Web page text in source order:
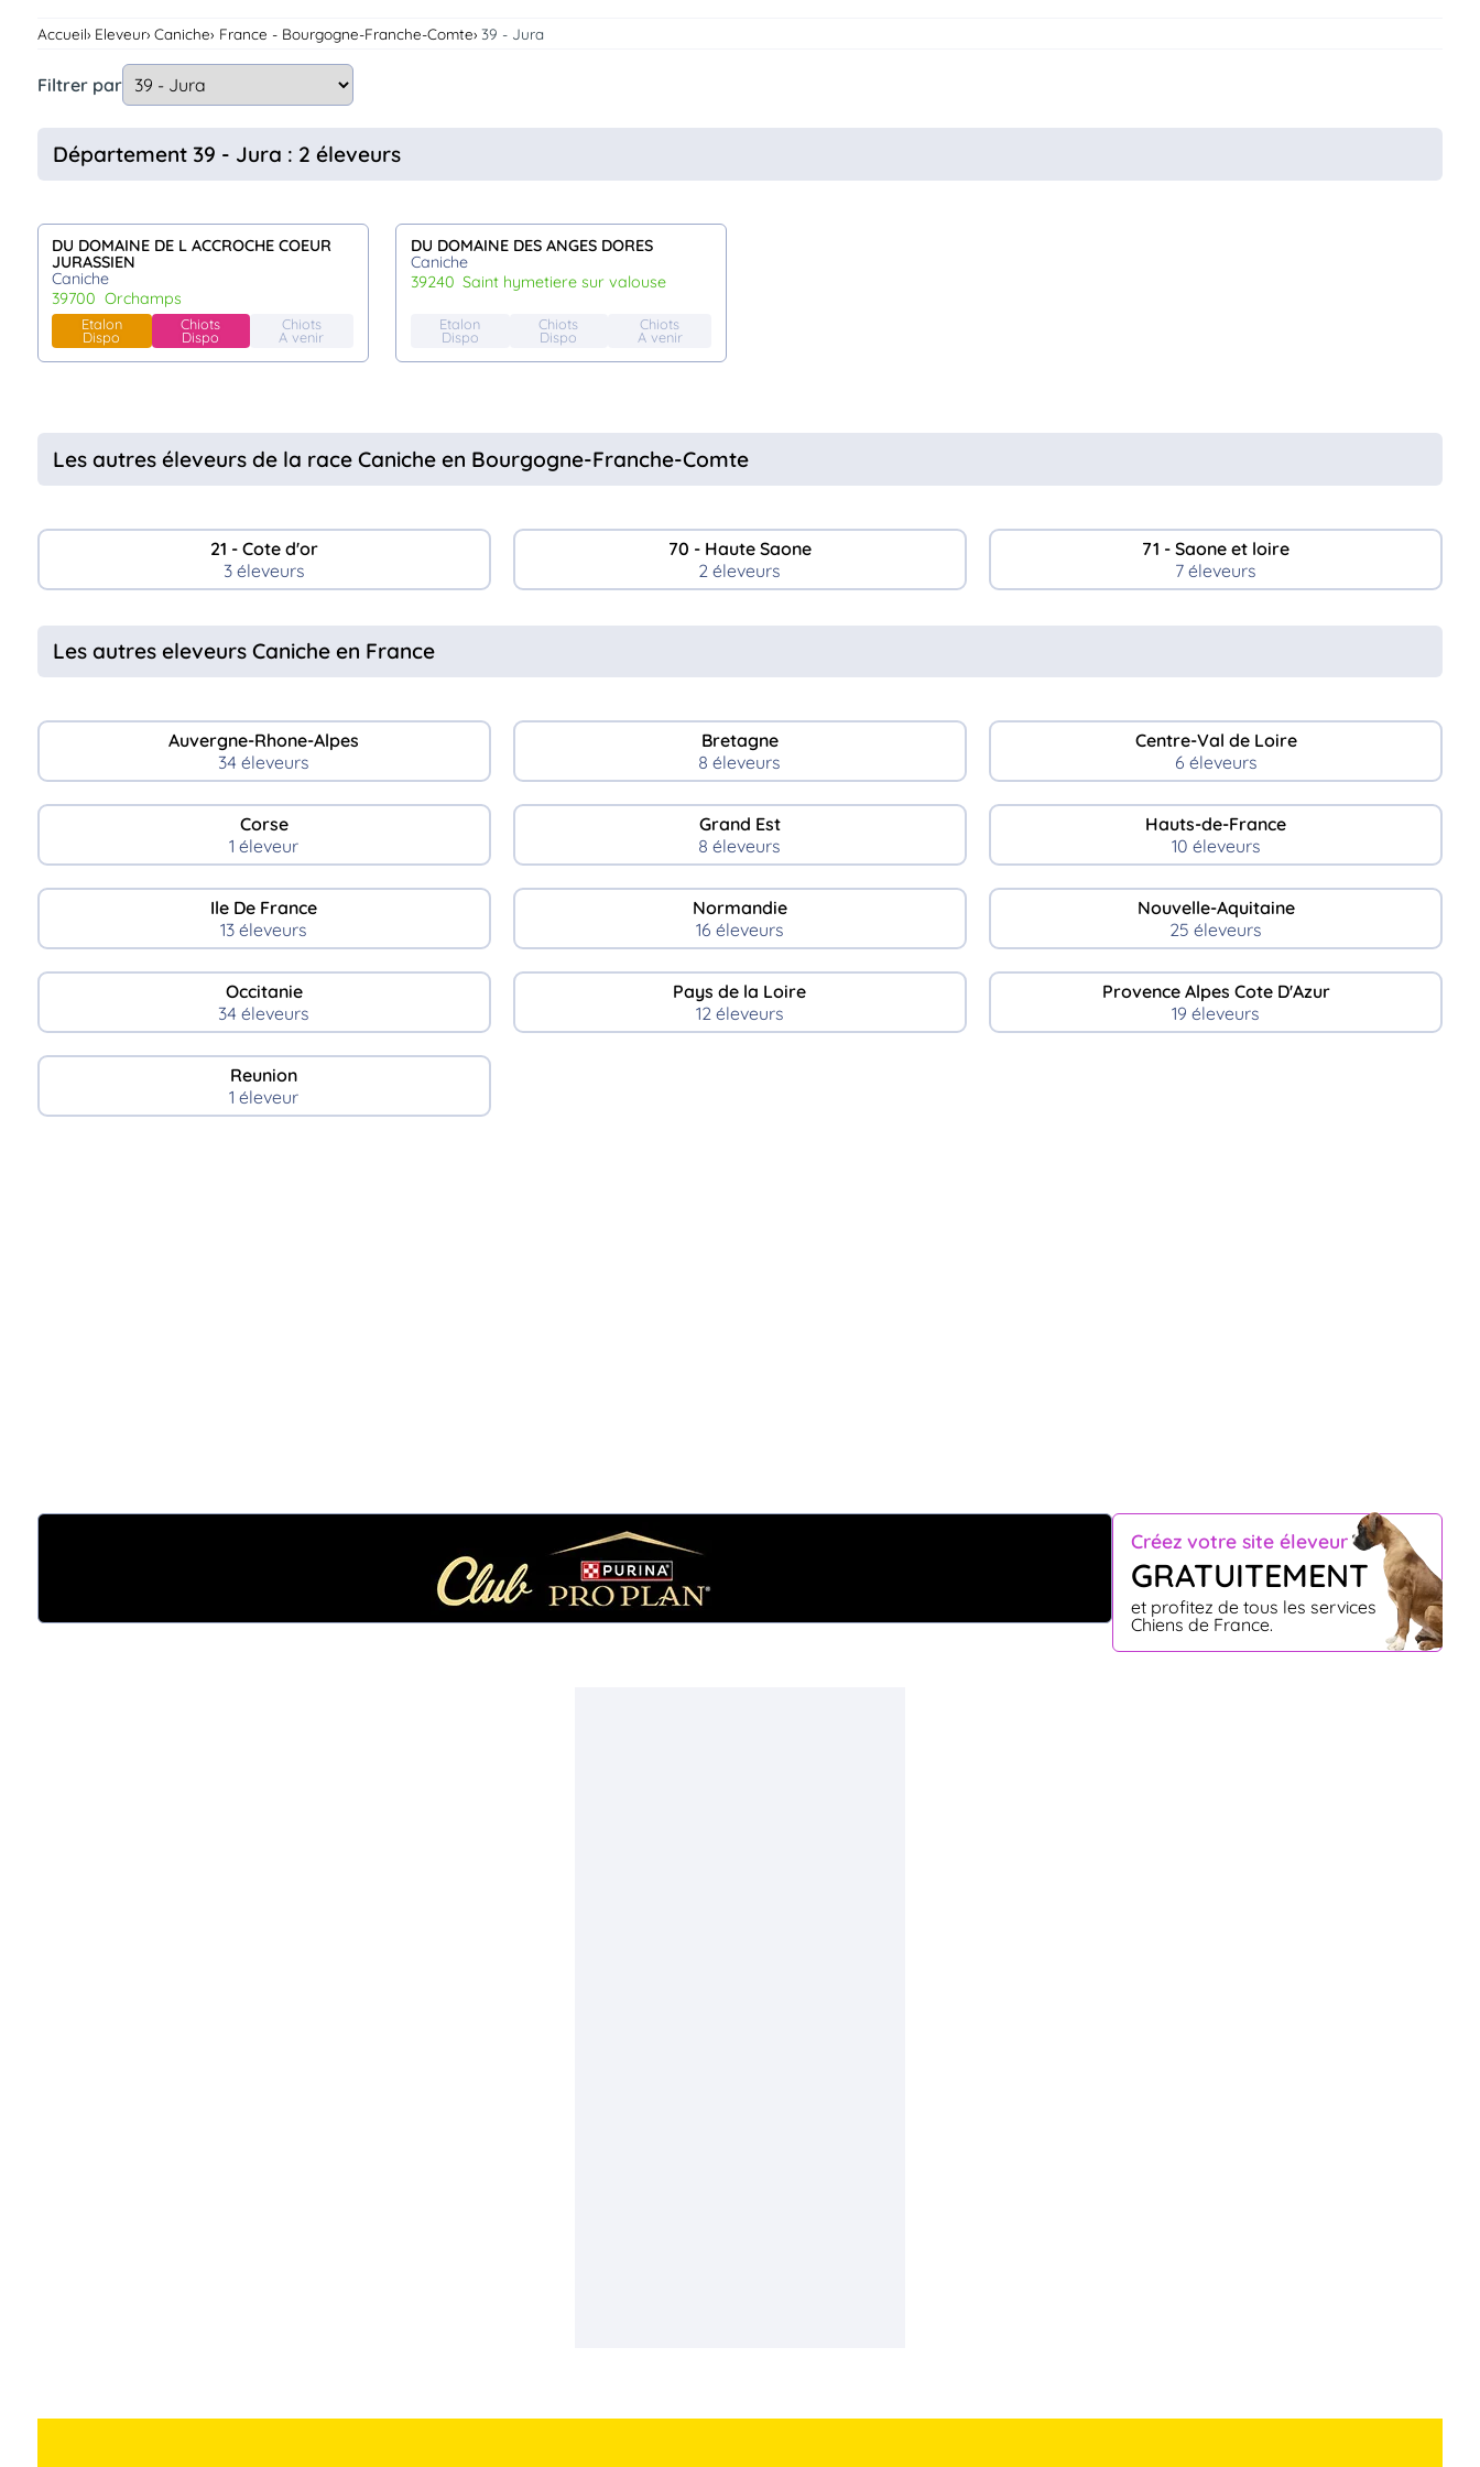
Connexion
Accueil Eleveur Caniche France - Bourgogne-Franche-Comte 39 - Jura
Filtrer par
Département 39 - Jura : 2 éleveurs
DU DOMAINE DE L ACCROCHE COEUR
JURASSIEN
Caniche
39700
orchamps
Etalon
Dispo
Chiots
Dispo
Chiots
A venir
DU DOMAINE DES ANGES DORES
Caniche
39240
saint hymetiere sur valouse
Etalon
Dispo
Chiots
Dispo
Chiots
A venir
Les autres éleveurs de la race Caniche en Bourgogne-Franche-Comte
21 - Cote d'or
3 éleveurs
70 - Haute Saone
2 éleveurs
71 - Saone et loire
7 éleveurs
Les autres eleveurs Caniche en France
Auvergne-Rhone-Alpes
34 éleveurs
Bretagne
8 éleveurs
Centre-Val de Loire
6 éleveurs
Corse
1 éleveur
Grand Est
8 éleveurs
Hauts-de-France
10 éleveurs
Ile De France
13 éleveurs
Normandie
16 éleveurs
Nouvelle-Aquitaine
25 éleveurs
Occitanie
34 éleveurs
Pays de la Loire
12 éleveurs
Provence Alpes Cote D'Azur
19 éleveurs
Reunion
1 éleveur
Créez votre site éleveur
GRATUITEMENT
et profitez de tous les services
Chiens de France.